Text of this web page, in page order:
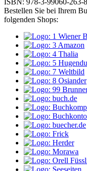
Bestellen Sie bei Ihrem
folgenden Shops: